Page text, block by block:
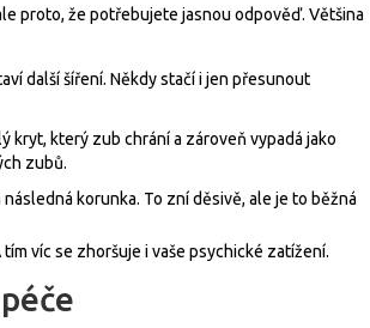
proto, že potřebujete jasnou odpověď. Většina
další šíření. Někdy stačí i jen přesunout
kryt, který zub chrání a zároveň vypadá jako
zubů.
korunka. To zní děsivě, ale je to běžná
víc se zhoršuje i vaše psychické zatížení.